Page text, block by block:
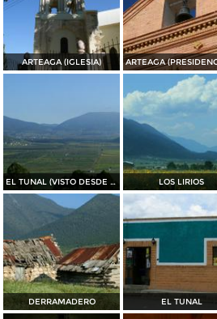
ARTEAGA (IGLESIA)
EL TUNAL (VISTO DESDE EL PUERTO DE JAME) LOS LIRIOS
DERRAMADERO EL TUNAL